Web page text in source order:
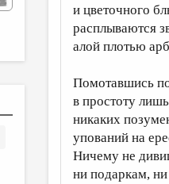
и цветочного
расплываются
алой плотью
Помотавшись
в простоту
никаких
упований на
Ничему не
ни подаркам, ни